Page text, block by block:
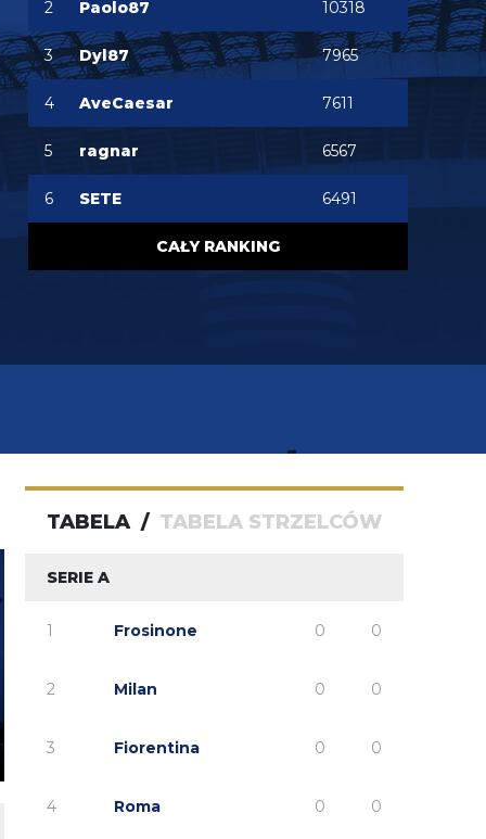
Oleeks 07.08.2026 18:27
Ooo Bartman zjebus mnie zbanował za to, że
nazwałem czczonego przez niego w poście
wspominkowym faszola z Lazio - Fabrizio
https://www.elevensports.pl/pakiety
jakby ktoś
myślał o zakupie to znowu jest promocja
martins2000 07.08.2026 16:21
Lucumi ustalił z Juventusem 5-letni kontrakt wart
FENDI_SOSA 07.08.2026 16:14
2 Paolo87 10318
3 Dyl87 7965
4 AveCaesar 7611
5 ragnar 6567
6 SETE 6491
CAŁY RANKING
TABELA / TABELA STRZELCÓW
SERIE A
1 Frosinone 0 0
2 Milan 0 0
3 Fiorentina 0 0
4 Roma 0 0